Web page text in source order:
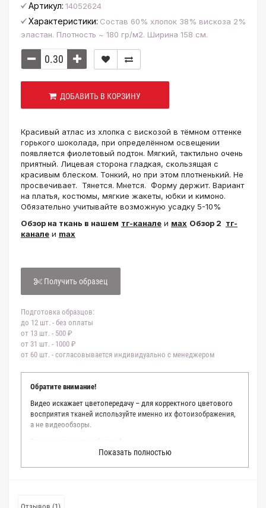
Артикул: 14052624
Характеристики: Состав 60% хлопок 38% вискоза 2%
эластан. Плотность ~ 180 гр/м2. Ширина 158 см.
ДОБАВИТЬ В КОРЗИНУ
Красивый атлас из хлопка с вискозой в тёмном оттенке
горького шоколада, при определённом освещении
появляется фиолетовый подтон. Мягкий, тактильно очень
приятный. Лицевая сторона гладкая, скользящая с
красивым блеском. Тонкий, но при этом плотненький. Не
просвечивает. Тянется. Мнется. Форму держит. Вариант
на платья, костюмы, мягкие жакеты, юбки и кимоно.
Обязательно учитывайте возможную усадку 5-10%
Обзор на ткань в нашем тг-канале и мах Обзор 2 тг-
канале и max
Получить образец
Подготовка образцов:
до 12 шт. - без оплаты
от 13 шт. - 500 ₽
от 31 шт. - 1000 ₽
от 60 шт. - согласовывается индивидуально с менеджером
Обратите внимание!
Видео искажает цветопередачу – для корректного цветового
восприятия тканей используйте именно их фотоизображения,
а не видеообзоры.
Мы делаем все возможное, чтобы точно описать цвет каждой
ткани из нашего каталога. Мы осматриваем и фотографируем
Показать полностью